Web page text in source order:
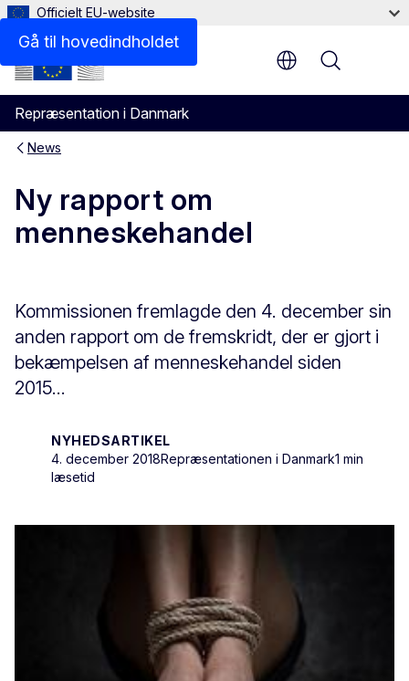
Gå til hovedindholdet
Officielt EU-website
Repræsentation i Danmark
Menu
News
Ny rapport om
menneskehandel
Kommissionen fremlagde den 4. december sin
anden rapport om de fremskridt, der er gjort i
bekæmpelsen af menneskehandel siden
2015...
NYHEDSARTIKEL
4. december 2018Repræsentationen i Danmark1 min
læsetid